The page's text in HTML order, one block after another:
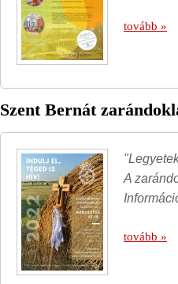
tovább »
Szent Bernát
A
tovább »